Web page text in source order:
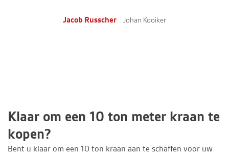
Jacob Russcher Johan Kooiker
Klaar om een 10 ton meter kraan te
kopen?
Bent u klaar om een 10 ton kraan aan te schaffen voor uw